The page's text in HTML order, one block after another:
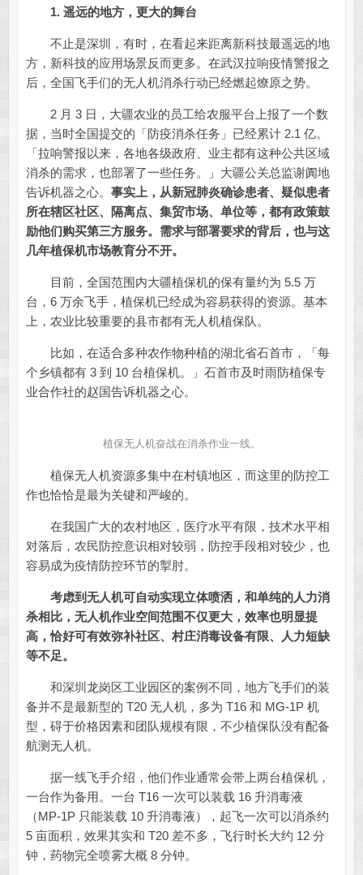
1. 遥远的地方，更大的舞台
不止是深圳，有时，在看起来距离新科技最遥远的地
方，新科技的应用场景反而更多。在武汉拉响疫情警报之
后，全国飞手们的无人机消杀行动已经燃起燎原之势。
2 月 3 日，大疆农业的员工给农服平台上报了一个数
据，当时全国提交的「防疫消杀任务」已经累计 2.1 亿。
「拉响警报以来，各地各级政府、业主都有这种公共区域
消杀的需求，也部署了一些任务。」大疆公关总监谢阗地
告诉机器之心。 事实上，从新冠肺炎确诊患者、疑似患者
所在辖区社区、隔离点、集贸市场、单位等，都有政策鼓
励他们购买第三方服务。 需求与部署要求的背后，也与这
几年植保机市场教育分不开。
目前，全国范围内大疆植保机的保有量约为 5.5 万
台，6 万余飞手，植保机已经成为容易获得的资源。基本
上，农业比较重要的县市都有无人机植保队。
比如，在适合多种农作物种植的湖北省石首市，「每
个乡镇都有 3 到 10 台植保机。」石首市及时雨防植保专
业合作社的赵国告诉机器之心。
植保无人机奋战在消杀作业一线。
植保无人机资源多集中在村镇地区，而这里的防控工
作也恰恰是最为关键和严峻的。
在我国广大的农村地区，医疗水平有限，技术水平相
对落后，农民防控意识相对较弱，防控手段相对较少，也
容易成为疫情防控环节的掣肘。
考虑到无人机可自动实现立体喷洒，和单纯的人力消
杀相比，无人机作业空间范围不仅更大，效率也明显提
高，恰好可有效弥补社区、村庄消毒设备有限、人力短缺
等不足。
和深圳龙岗区工业园区的案例不同，地方飞手们的装
备并不是最新型的 T20 无人机，多为 T16 和 MG-1P 机
型，碍于价格因素和团队规模有限，不少植保队没有配备
航测无人机。
据一线飞手介绍，他们作业通常会带上两台植保机，
一台作为备用。一台 T16 一次可以装载 16 升消毒液
（MP-1P 只能装载 10 升消毒液），起飞一次可以消杀约
5 亩面积，效果其实和 T20 差不多，飞行时长大约 12 分
钟，药物完全喷雾大概 8 分钟。